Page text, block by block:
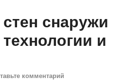
снаружи
и
комментарий